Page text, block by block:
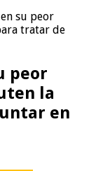
su peor
tratar de
peor
la
en